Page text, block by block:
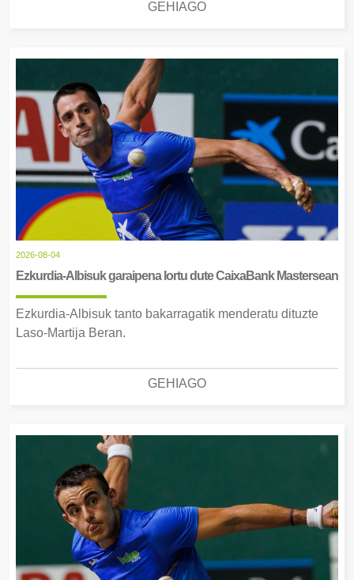
GEHIAGO
2026-08-04
Ezkurdia-Albisuk garaipena lortu dute CaixaBank Mastersean
Ezkurdia-Albisuk tanto bakarragatik menderatu dituzte
Laso-Martija Beran.
GEHIAGO